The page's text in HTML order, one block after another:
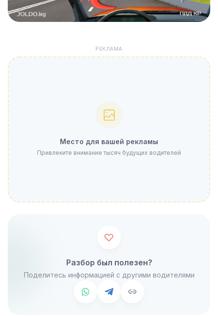
РЕКЛАМА
Место для вашей рекламы
Привлеките внимание тысяч будущих водителей
Разбор был полезен?
Поделитесь информацией с другими водителями